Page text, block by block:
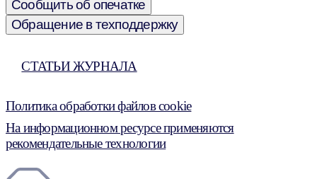
Сообщить об опечатке
Обращение в техподдержку
СТАТЬИ ЖУРНАЛА
Политика обработки файлов cookie
На информационном ресурсе применяются
рекомендательные технологии